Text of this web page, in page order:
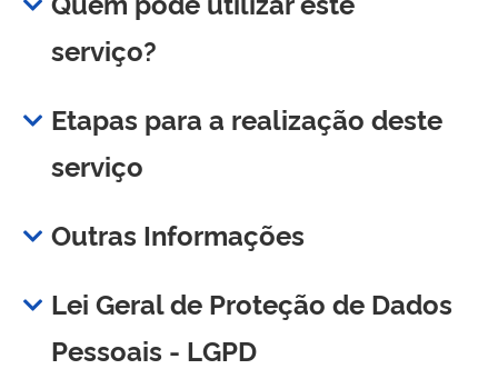
serviço?
Etapas para a realização deste
serviço
Outras Informações
Lei Geral de Proteção de Dados
Pessoais - LGPD